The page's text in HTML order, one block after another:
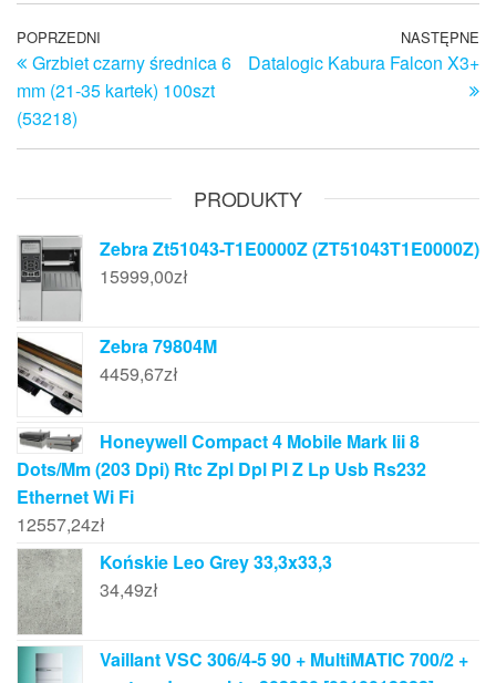
Nawigacja
wpisu
Poprzedni
wpis
POPRZEDNI
Grzbiet czarny średnica 6
mm (21-35 kartek) 100szt
(53218)
NASTĘPNE
Datalogic Kabura Falcon X3+
PRODUKTY
Zebra Zt51043-T1E0000Z (ZT51043T1E0000Z)
15999,00zł
Zebra 79804M
4459,67zł
Honeywell Compact 4 Mobile Mark Iii 8
Dots/Mm (203 Dpi) Rtc Zpl Dpl Pl Z Lp Usb Rs232
Ethernet Wi Fi
12557,24zł
Końskie Leo Grey 33,3x33,3
34,49zł
Vaillant VSC 306/4-5 90 + MultiMATIC 700/2 +